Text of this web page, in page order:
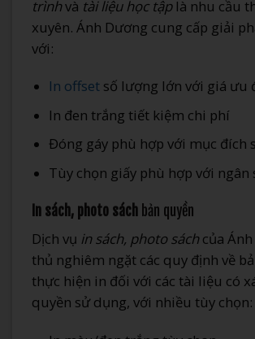
trìnhvà tài liệu học tậplà nhu cầu
xuyên. Ánh Dương cung cấp giải
với:
In offsetsố lượng lớn với giá ưu
In đen trắng tiết kiệm chi phí
Đóng gáy phù hợp với mục đích
Tùy chọn giấy phù hợp với ngân
In sách, photo sách bản quyền
Dịch vụ in sách, photo sáchcủa
thủ nghiêm ngặt các quy định về
thực hiện in đối với các tài liệu có
quyền sử dụng, với nhiều tùy chọn: